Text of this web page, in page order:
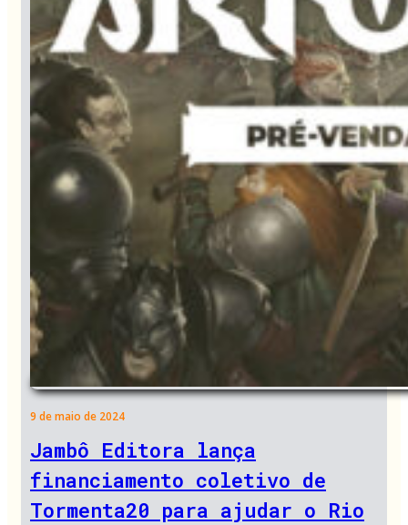
9 de maio de 2024
Jambô Editora lança
financiamento coletivo de
Tormenta20 para ajudar o Rio